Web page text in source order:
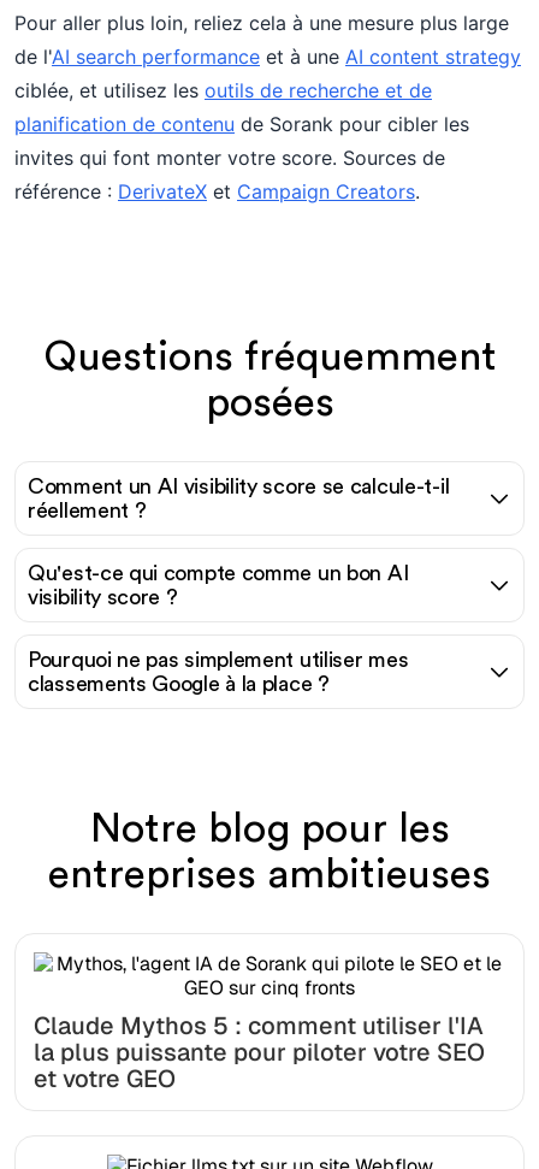
Pour aller plus loin, reliez cela à une mesure plus large
de l'AI search performance et à une AI content strategy
ciblée, et utilisez les outils de recherche et de
planification de contenu de Sorank pour cibler les
invites qui font monter votre score. Sources de
référence : DerivateX et Campaign Creators.
Questions fréquemment
posées
Comment un AI visibility score se calcule-t-il
réellement ?
Qu'est-ce qui compte comme un bon AI
visibility score ?
Pourquoi ne pas simplement utiliser mes
classements Google à la place ?
Notre blog pour les
entreprises ambitieuses
Claude Mythos 5 : comment utiliser l'IA
la plus puissante pour piloter votre SEO
et votre GEO